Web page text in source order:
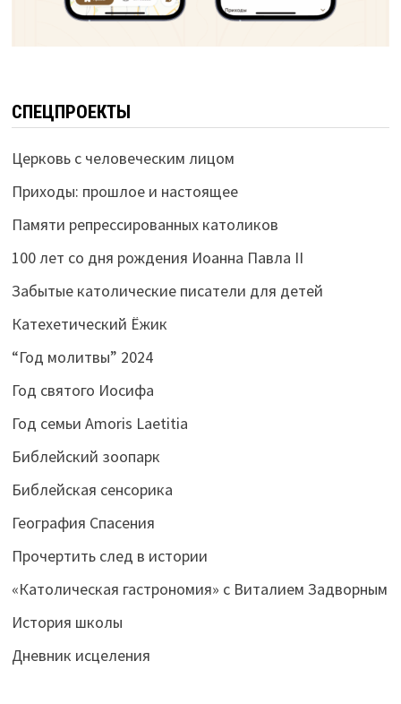
СПЕЦПРОЕКТЫ
Церковь с человеческим лицом
Приходы: прошлое и настоящее
Памяти репрессированных католиков
100 лет со дня рождения Иоанна Павла II
Забытые католические писатели для детей
Катехетический Ёжик
“Год молитвы” 2024
Год святого Иосифа
Год семьи Amoris Laetitia
Библейский зоопарк
Библейская сенсорика
География Спасения
Прочертить след в истории
«Католическая гастрономия» с Виталием Задворным
История школы
Дневник исцеления